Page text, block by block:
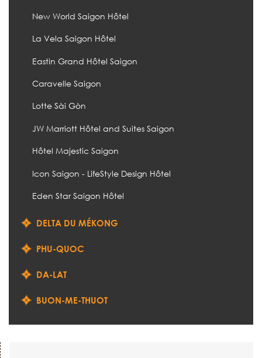
New World Saigon Hôtel
La Vela Saigon Hôtel
Eastin Grand Hôtel Saigon
Caravelle Saigon
Lotte Sài Gòn
JW Marriott Hôtel and Suites Saigon
Hôtel Majestic Saigon
Icon Saigon - LifeStyle Design Hôtel
Eden Star Saigon Hôtel
DELTA DU MÉKONG
PHU-QUOC
DA-LAT
BUON-ME-THUOT